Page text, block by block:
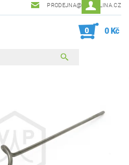
PRODEJNA@ZEVCELINA.CZ
0 0 Kč